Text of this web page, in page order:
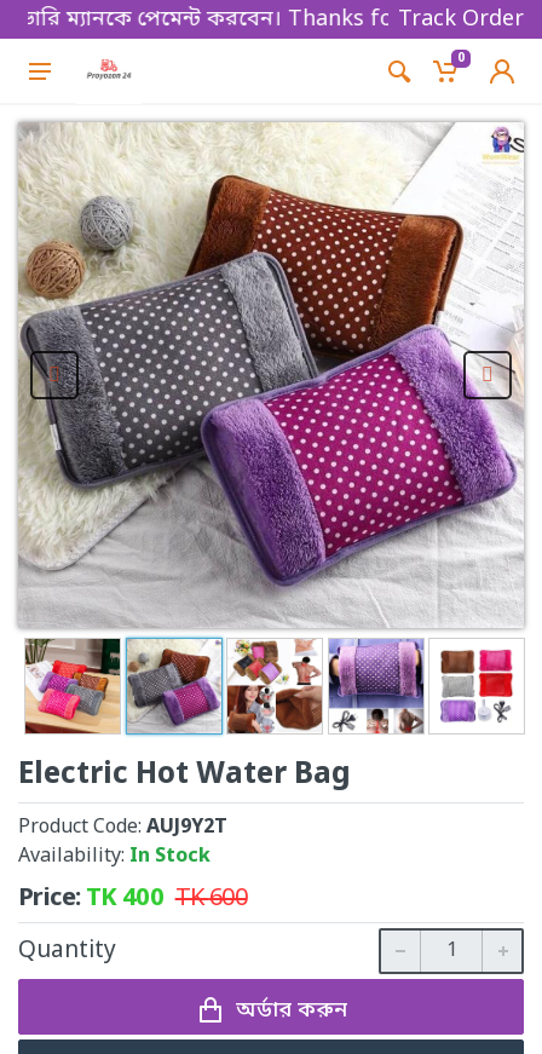
পেমেন্ট করবেন। Thanks for shopping!Track Order
0
Electric Hot Water Bag
Product Code: AUJ9Y2T
Availability: In Stock
Price:TK400 TK600
Quantity
অর্ডার করুন